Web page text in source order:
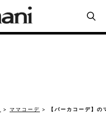
ママコーデ 【パーカコーデ】